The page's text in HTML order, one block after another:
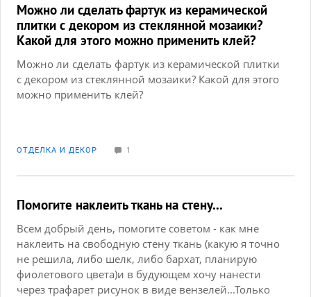
Можно ли сделать фартук из керамической
плитки с декором из стеклянной мозаики?
Какой для этого можно применить клей?
Можно ли сделать фартук из керамической плитки
с декором из стеклянной мозаики? Какой для этого
можно применить клей?
ОТДЕЛКА И ДЕКОР 1
Помогите наклеить ткань на стену...
Всем добрый день, помогите советом - как мне
наклеить на свободную стену ткань (какую я точно
не решила, либо шелк, либо бархат, планирую
фиолетового цвета)и в будующем хочу нанести
через трафарет рисунок в виде вензелей...Только